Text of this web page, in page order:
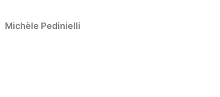
Michèle Pedinielli